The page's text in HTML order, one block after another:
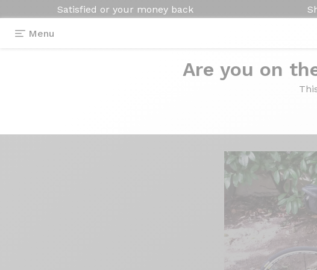
Satisfied or your money back
Menu
Are you on
Axxome 250 Shimano 105